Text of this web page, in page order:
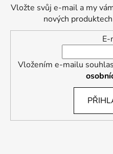
Vložte svůj e-mail a my
nových
E-
Vložením e-mailu